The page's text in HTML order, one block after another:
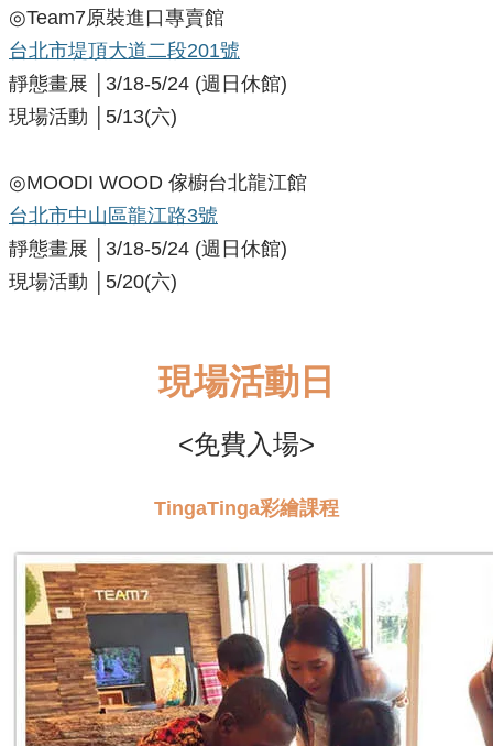
​◎Team7原裝進口專賣館
台北市堤頂大道二段201號
靜態畫展 │3/18-5/24 (週日休館)
現場活動 │5/13(六)
◎MOODI WOOD 傢櫥台北龍江館
台北市中山區龍江路3號
靜態畫展 │3/18-5/24 (週日休館)
現場活動 │5/20(六)
現場活動日
<免費入場>
TingaTinga彩繪課程